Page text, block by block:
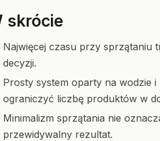
skrócie
Najwięcej czasu przy sprzątaniu
decyzji.
Prosty system oparty na wodzie
ograniczyć liczbę produktów w
Minimalizm sprzątania nie
przewidywalny rezultat.